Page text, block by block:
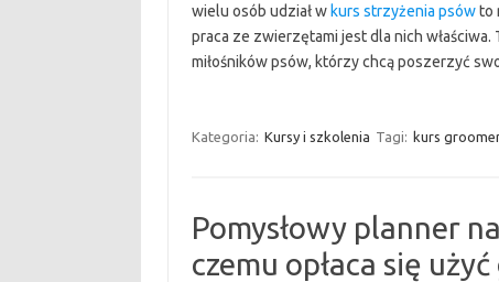
wielu osób udział w kurs strzyżenia psówto
praca ze zwierzętami jest dla nich
miłośników psów, którzy chcą poszerzyć
Kategoria: Kursy i szkolenia Tagi: kurs
Pomysłowy planner
czemu opłaca się